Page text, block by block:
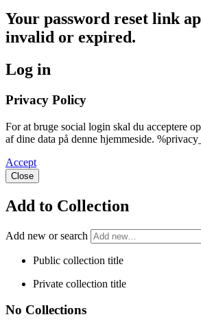
Your password reset link
invalid or expired.
Log in
Privacy Policy
For at bruge social login skal du acceptere
af dine data på denne hjemmeside.
Accept
Close
Add to Collection
Add new or search
Public collection title
Private collection title
No Collections